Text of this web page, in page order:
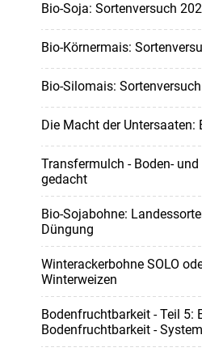
Bio-Soja: Sortenversuch
Bio-Körnermais:
Bio-Silomais:
Die Macht der Untersaaten:
Transfermulch - Boden-
gedacht
Bio-Sojabohne:
Düngung
Winterackerbohne SOLO
Winterweizen
Bodenfruchtbarkeit - Teil 5:
Bodenfruchtbarkeit -